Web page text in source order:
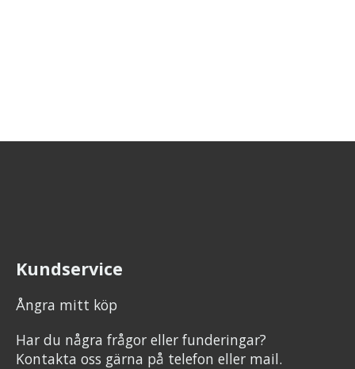
Kundservice
Ångra mitt köp
Har du några frågor eller funderingar?
Kontakta oss gärna på telefon eller mail.